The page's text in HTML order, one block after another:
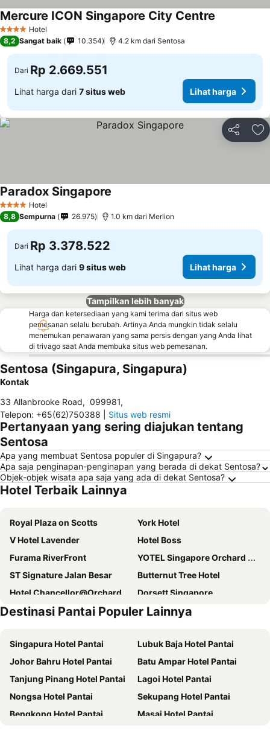
4 BintangHotel
Mercure ICON Singapore City Centre
8,2 Sangat baik 10.354 4.2 km dari Sentosa
Dari Rp 2.669.551
Lihat harga dari 7 situs web Lihat harga
Bagikan
4 BintangHotel
Paradox Singapore
8,8 Sempurna 26.975 1.0 km dari Merlion
Dari Rp 3.378.522
Lihat harga dari 9 situs web Lihat harga
Tampilkan lebih banyak
Harga dan ketersediaan yang kami terima dari situs web
pemesanan selalu berubah. Artinya Anda mungkin tidak selalu
menemukan penawaran yang sama persis dengan yang Anda lihat
di trivago saat Anda membuka situs web pemesanan.
Sentosa (Singapura, Singapura)
Kontak
33 Allanbrooke Road, 099981,
Telepon: +65(62)750388 Situs web resmi
Pertanyaan yang sering diajukan tentang
Sentosa
Apa yang membuat Sentosa populer di Singapura?
Apa saja penginapan-penginapan yang berada di dekat Sentosa?
Objek-objek wisata apa saja yang ada di dekat Sentosa?
Hotel Terbaik Lainnya
Royal Plaza on Scotts
York Hotel
V Hotel Lavender
Hotel Boss
Furama RiverFront
YOTEL Singapore Orchard Road
ST Signature Jalan Besar
Butternut Tree Hotel
Hotel Chancellor@Orchard
Dorsett Singapore
Hotel Royal
Holiday Inn Express & Suites Singapore Novena By Ihg
ibis budget Singapore Pearl
Hotel Mi Bencoolen
lyf Bugis Singapore managed by The Ascott Ltd
Travelodge Harbourfront Singapore
ST Signature Tanjong Pagar
Village Hotel Bugis by Far East Hospitality
Hi Hotel Dot
ibis budget Singapore Ruby
Hilton Garden Inn Singapore Serangoon
ibis Singapore on Bencoolen
Destinasi Pantai Populer Lainnya
Singapura Hotel Pantai
Lubuk Baja Hotel Pantai
Johor Bahru Hotel Pantai
Batu Ampar Hotel Pantai
Tanjung Pinang Hotel Pantai
Lagoi Hotel Pantai
Nongsa Hotel Pantai
Sekupang Hotel Pantai
Bengkong Hotel Pantai
Masai Hotel Pantai